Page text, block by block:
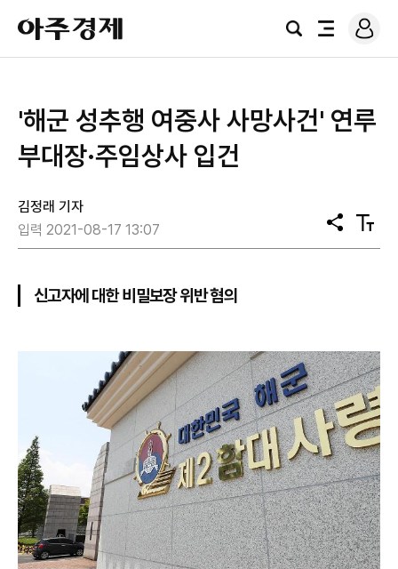
아
주
경
검
전
로
그
'해군 성추행 여중사 사망사건' 연루
부대장·주임상사 입건
김정래 기자
입력 2021-08-17 13:07
공
유
텍
스
신고자에 대한 비밀보장 위반 혐의